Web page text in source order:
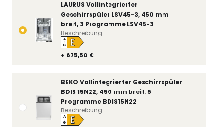
LAURUS Vollintegrierter
Geschirrspüler LSV45-3, 450 mm
breit, 3 Programme LSV45-3
+ 675,50 €
A
↑
G E
Beschreibung
BEKO Vollintegrierter Geschirrspüler
BDIS 15N22, 450 mm breit, 5
Programme BDIS15N22
A
↑
G E
Beschreibung